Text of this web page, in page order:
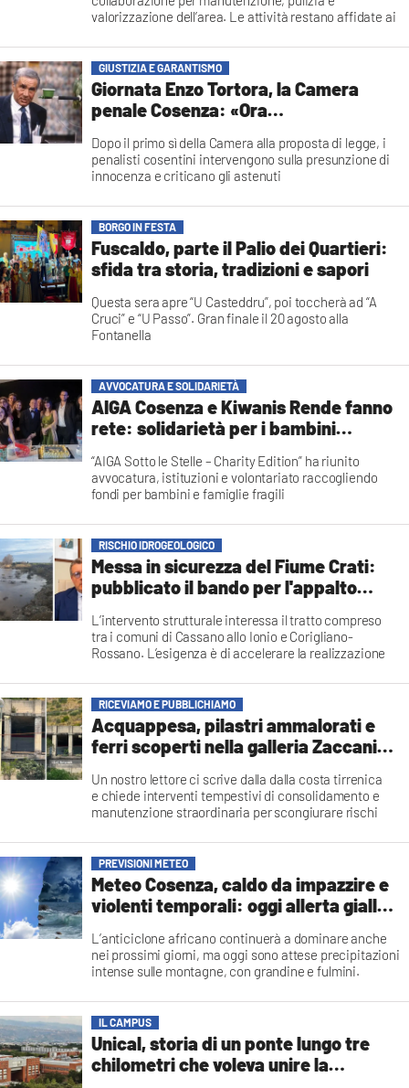
valorizzazione dell’area. Le attività restano affidate ai
Redazione
GIUSTIZIA E GARANTISMO
Giornata Enzo Tortora, la Camera
penale Cosenza: «Ora
chi si è astenuto»
Dopo il primo sì della Camera alla proposta di legge, i
penalisti cosentini intervengono sulla presunzione di
innocenza e criticano gli astenuti
BORGO IN FESTA
Fuscaldo, parte il Palio dei Quartieri:
sfida tra storia, tradizioni e sapori
Questa sera apre “U Casteddru”, poi toccherà ad “A
Cruci” e “U Passo”. Gran finale il 20 agosto alla
Fontanella
AVVOCATURA E SOLIDARIETÀ
AIGA Cosenza e Kiwanis Rende fanno
rete: solidarietà per i bambini
“AIGA Sotto le Stelle – Charity Edition” ha riunito
avvocatura, istituzioni e volontariato raccogliendo
fondi per bambini e famiglie fragili
RISCHIO IDROGEOLOGICO
Messa in sicurezza del Fiume Crati:
pubblicato il bando per l'appalto
L’intervento strutturale interessa il tratto compreso
tra i comuni di Cassano allo Ionio e Corigliano-
Rossano. L’esigenza è di accelerare la realizzazione
interessato l'area
Redazione Attualità
RICEVIAMO E PUBBLICHIAMO
Acquappesa, pilastri ammalorati e
ferri scoperti nella galleria Zaccani
Un nostro lettore ci scrive dalla dalla costa tirrenica
e chiede interventi tempestivi di consolidamento e
manutenzione straordinaria per scongiurare rischi
Redazione
PREVISIONI METEO
Meteo Cosenza, caldo da impazzire e
violenti temporali: oggi allerta gialla
L’anticiclone africano continuerà a dominare anche
nei prossimi giorni, ma oggi sono attese precipitazioni
intense sulle montagne, con grandine e fulmini.
Catanzarese
Salvatore Lia
IL CAMPUS
Unical, storia di un ponte lungo tre
chilometri che voleva unire la